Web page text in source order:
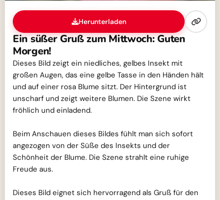
Herunterladen
Ein süßer Gruß zum Mittwoch: Guten
Morgen!
Dieses Bild zeigt ein niedliches, gelbes Insekt mit
großen Augen, das eine gelbe Tasse in den Händen hält
und auf einer rosa Blume sitzt. Der Hintergrund ist
unscharf und zeigt weitere Blumen. Die Szene wirkt
fröhlich und einladend.
Beim Anschauen dieses Bildes fühlt man sich sofort
angezogen von der Süße des Insekts und der
Schönheit der Blume. Die Szene strahlt eine ruhige
Freude aus.
Dieses Bild eignet sich hervorragend als Gruß für den